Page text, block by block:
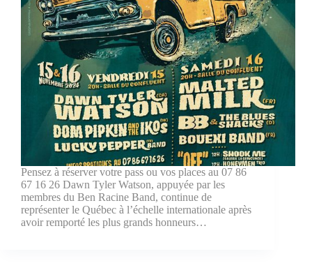
Pensez à réserver votre pass ou vos places au 07 86
67 16 26 Dawn Tyler Watson, appuyée par les
membres du Ben Racine Band, continue de
représenter le Québec à l’échelle internationale après
avoir remporté les plus grands honneurs…